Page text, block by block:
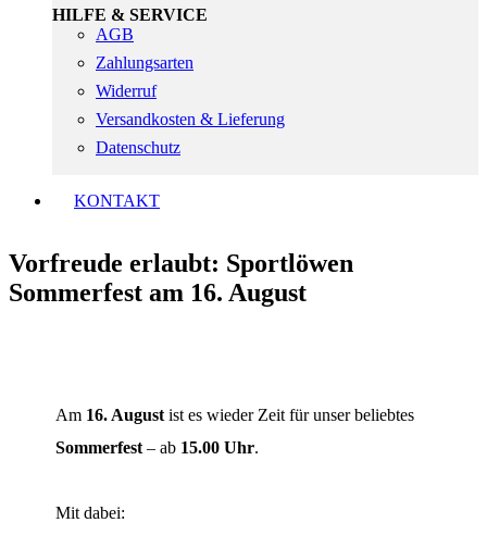
HILFE & SERVICE
AGB
Zahlungsarten
Widerruf
Versandkosten & Lieferung
Datenschutz
KONTAKT
Vorfreude erlaubt: Sportlöwen
Sommerfest am 16. August
Am 16. August ist es wieder Zeit für unser beliebtes
Sommerfest – ab 15.00 Uhr.
Mit dabei: